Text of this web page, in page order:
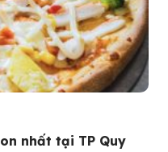
nhất tại TP Quy